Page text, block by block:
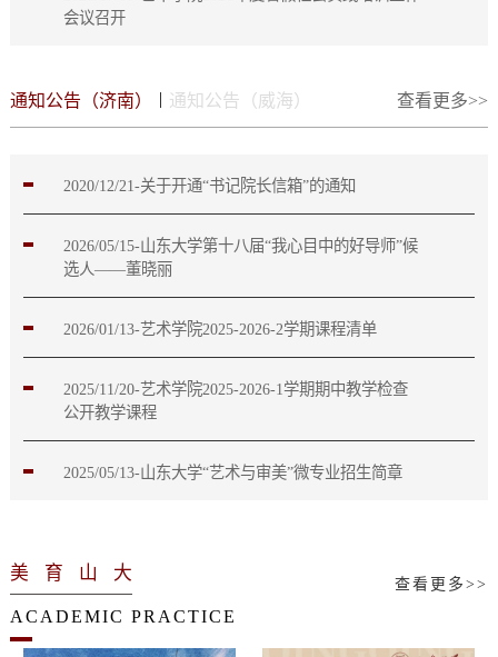
会议召开
通知公告（济南） | 通知公告（威海） 查看更多>>
2020/12/21-关于开通“书记院长信箱”的通知
2026/05/15-山东大学第十八届“我心目中的好导师”候
选人——董晓丽
2026/01/13-艺术学院2025-2026-2学期课程清单
2025/11/20-艺术学院2025-2026-1学期期中教学检查
公开教学课程
2025/05/13-山东大学“艺术与审美”微专业招生简章
美育山大
ACADEMIC PRACTICE
查看更多>>